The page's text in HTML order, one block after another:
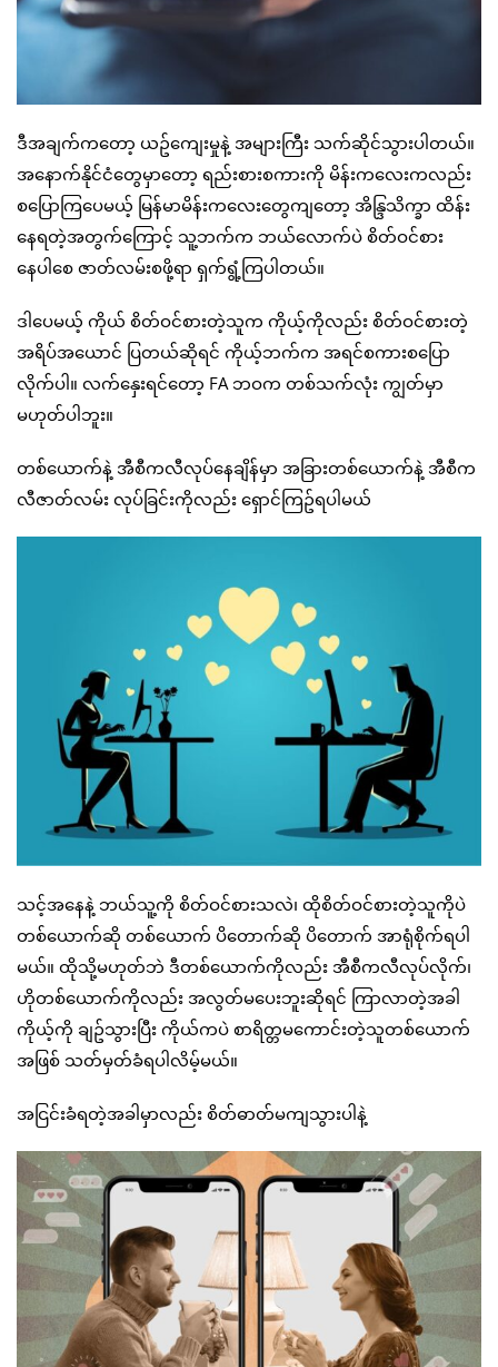
ဒီအချက်ကတော့ ယဥ်ကျေးမှုနဲ့ အများကြီး သက်ဆိုင်သွားပါတယ်။
အနောက်နိုင်ငံတွေမှာတော့ ရည်းစားစကားကို မိန်းကလေးကလည်း
စပြောကြပေမယ့် မြန်မာမိန်းကလေးတွေကျတော့ အိန္ဒြသိက္ခာ ထိန်း
နေရတဲ့အတွက်ကြောင့် သူ့ဘက်က ဘယ်လောက်ပဲ စိတ်ဝင်စား
နေပါစေ ဇာတ်လမ်းစဖို့ရာ ရှက်ရွံ့ကြပါတယ်။
ဒါပေမယ့် ကိုယ် စိတ်ဝင်စားတဲ့သူက ကိုယ့်ကိုလည်း စိတ်ဝင်စားတဲ့
အရိပ်အယောင် ပြတယ်ဆိုရင် ကိုယ့်ဘက်က အရင်စကားစပြော
လိုက်ပါ။ လက်နှေးရင်တော့ FA ဘဝက တစ်သက်လုံး ကျွတ်မှာ
မဟုတ်ပါဘူး။
တစ်ယောက်နဲ့ အီစီကလီလုပ်နေချိန်မှာ အခြားတစ်ယောက်နဲ့ အီစီက
လီဇာတ်လမ်း လုပ်ခြင်းကိုလည်း ရှောင်ကြဥ်ရပါမယ်
သင့်အနေနဲ့ ဘယ်သူ့ကို စိတ်ဝင်စားသလဲ၊ ထိုစိတ်ဝင်စားတဲ့သူကိုပဲ
တစ်ယောက်ဆို တစ်ယောက် ပိတောက်ဆို ပိတောက် အာရုံစိုက်ရပါ
မယ်။ ထိုသို့မဟုတ်ဘဲ ဒီတစ်ယောက်ကိုလည်း အီစီကလီလုပ်လိုက်၊
ဟိုတစ်ယောက်ကိုလည်း အလွတ်မပေးဘူးဆိုရင် ကြာလာတဲ့အခါ
ကိုယ့်ကို ချဥ်သွားပြီး ကိုယ်ကပဲ စာရိတ္တမကောင်းတဲ့သူတစ်ယောက်
အဖြစ် သတ်မှတ်ခံရပါလိမ့်မယ်။
အငြင်းခံရတဲ့အခါမှာလည်း စိတ်ဓာတ်မကျသွားပါနဲ့